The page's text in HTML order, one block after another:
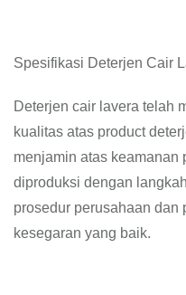
Spesifikasi Deterjen Cair
Deterjen cair lavera telah
kualitas atas product
menjamin atas keamanan
diproduksi dengan
prosedur perusahaan dan
kesegaran yang baik.